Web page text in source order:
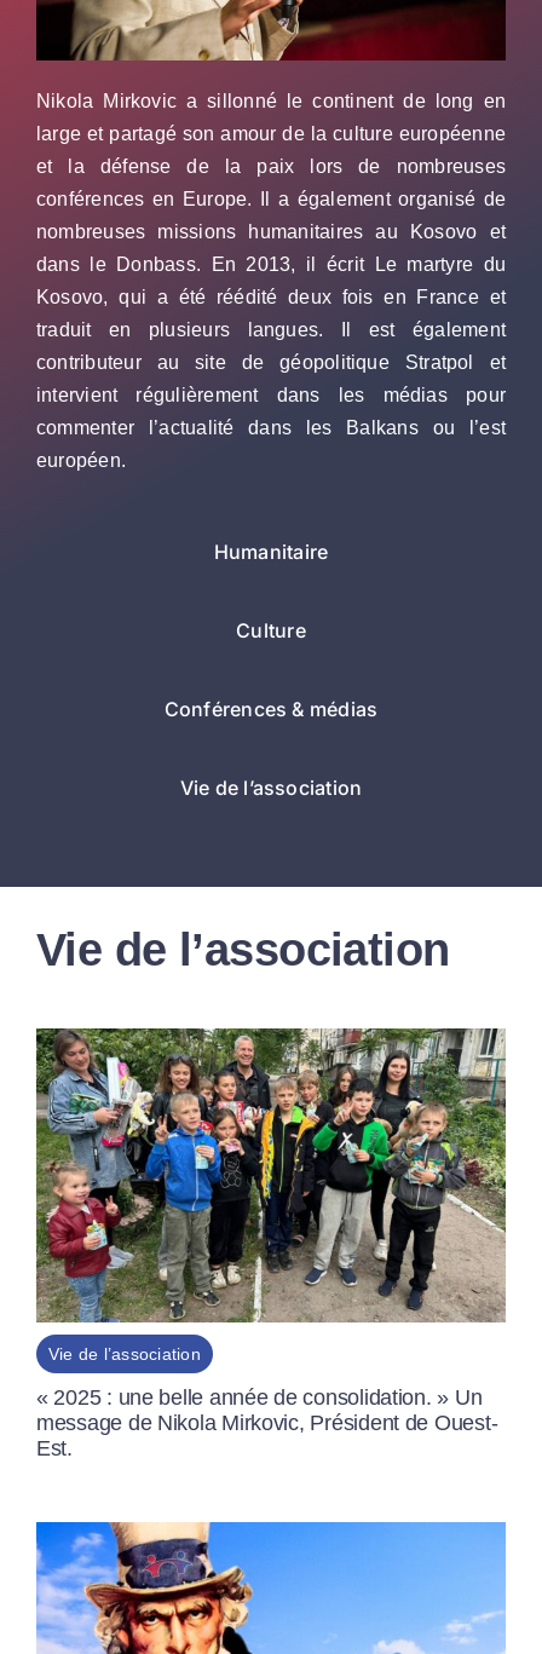
Nikola Mirkovic a sillonné le continent de long en
large et partagé son amour de la culture européenne
et la défense de la paix lors de nombreuses
conférences en Europe. Il a également organisé de
nombreuses missions humanitaires au Kosovo et
dans le Donbass. En 2013, il écrit Le martyre du
Kosovo, qui a été réédité deux fois en France et
traduit en plusieurs langues. Il est également
contributeur au site de géopolitique Stratpol et
intervient régulièrement dans les médias pour
commenter l’actualité dans les Balkans ou l’est
européen.
Humanitaire
Culture
Conférences & médias
Vie de l’association
Vie de l’association
Vie de l’association
« 2025 : une belle année de consolidation. » Un
message de Nikola Mirkovic, Président de Ouest-
Est.